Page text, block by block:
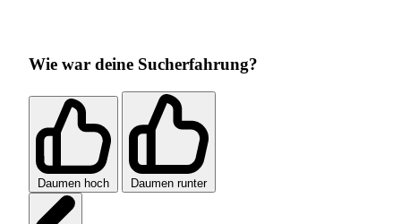
Wie war deine Sucherfahrung?
Daumen hoch Daumen runter